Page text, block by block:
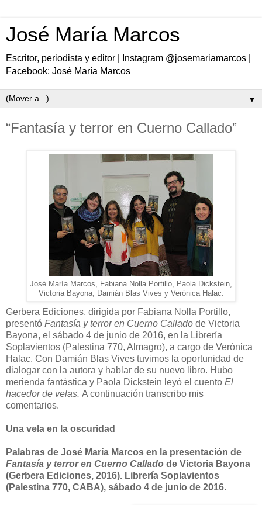
José María Marcos
Escritor, periodista y editor | Instagram @josemariamarcos |
Facebook: José María Marcos
▼
“Fantasía y terror en Cuerno Callado”
José María Marcos, Fabiana Nolla Portillo, Paola Dickstein,
Victoria Bayona, Damián Blas Vives y Verónica Halac.
Gerbera Ediciones, dirigida por Fabiana Nolla Portillo,
presentó Fantasía y terror en Cuerno Callado de Victoria
Bayona, el sábado 4 de junio de 2016, en la Librería
Soplavientos (Palestina 770, Almagro), a cargo de Verónica
Halac. Con Damián Blas Vives tuvimos la oportunidad de
dialogar con la autora y hablar de su nuevo libro. Hubo
merienda fantástica y Paola Dickstein leyó el cuento El
hacedor de velas. A continuación transcribo mis
comentarios.
Una vela en la oscuridad
Palabras de José María Marcos en la presentación de
Fantasía y terror en Cuerno Callado de Victoria Bayona
(Gerbera Ediciones, 2016). Librería Soplavientos
(Palestina 770, CABA), sábado 4 de junio de 2016.